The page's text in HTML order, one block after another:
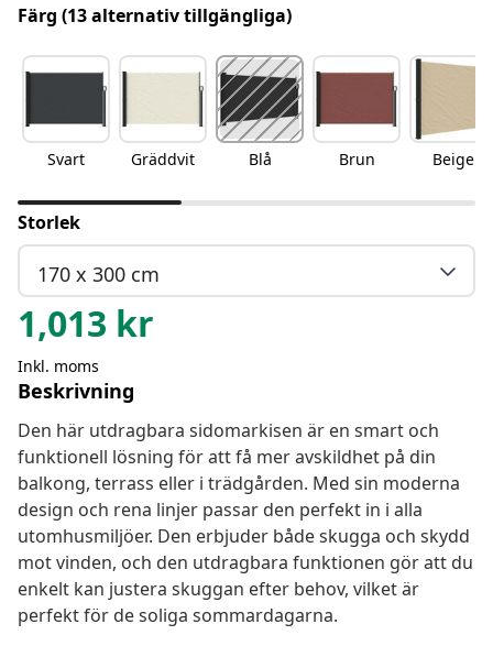
Färg (13 alternativ tillgängliga)
Svart Gräddvit Blå Brun Beige
Storlek
170 x 300 cm
1,013 kr
Inkl. moms
Beskrivning
Den här utdragbara sidomarkisen är en smart och
funktionell lösning för att få mer avskildhet på din
balkong, terrass eller i trädgården. Med sin moderna
design och rena linjer passar den perfekt in i alla
utomhusmiljöer. Den erbjuder både skugga och skydd
mot vinden, och den utdragbara funktionen gör att du
enkelt kan justera skuggan efter behov, vilket är
perfekt för de soliga sommardagarna.